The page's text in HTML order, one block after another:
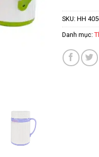
SKU: HH
Danh mục: